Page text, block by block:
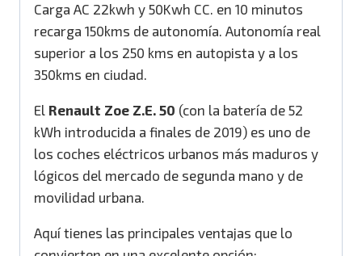
Carga AC 22kwh y 50Kwh CC. en 10 minutos
recarga 150kms de autonomía. Autonomía real
superior a los 250 kms en autopista y a los
350kms en ciudad.
El Renault Zoe Z.E. 50 (con la batería de 52
kWh introducida a finales de 2019) es uno de
los coches eléctricos urbanos más maduros y
lógicos del mercado de segunda mano y de
movilidad urbana.
Aquí tienes las principales ventajas que lo